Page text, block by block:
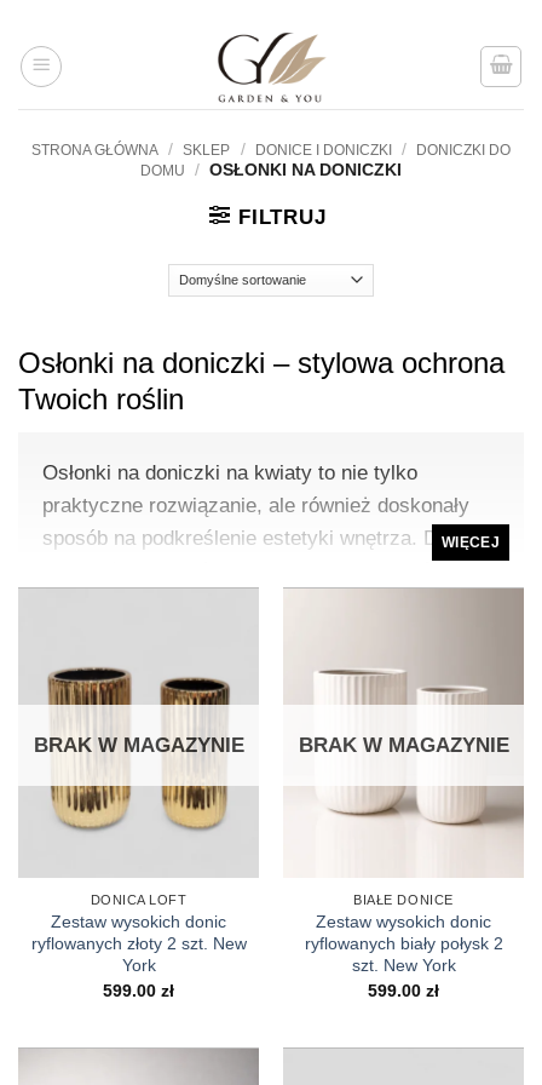
treści
STRONA GŁÓWNA / SKLEP / DONICE I DONICZKI /
DONICZKI DO
DOMU
/ OSŁONKI NA DONICZKI
FILTRUJ
Osłonki na doniczki – stylowa ochrona
Twoich roślin
Osłonki na doniczki na kwiaty to nie tylko
praktyczne rozwiązanie, ale również doskonały
sposób na podkreślenie estetyki wnętrza. Dzięki
osłonek, które sprawdzą się zarówno w
nowoczesnych, jak i klasycznych aranżacjach.
Rodzaje osłonek na doniczki
na rośliny doniczkowe w różnych stylach,
rozmiarach i materiałach. Do najpopularniejszych
należą:
– osłonki ceramiczne– eleganckie i trwałe, doskonałe
WIĘCEJ
BRAK W MAGAZYNIE
DONICA LOFT
Zestaw wysokich donic
ryflowanych złoty 2 szt. New
York
599.00 zł
BRAK W MAGAZYNIE
BIAŁE DONICE
Zestaw wysokich donic
ryflowanych biały połysk 2
szt. New York
599.00 zł